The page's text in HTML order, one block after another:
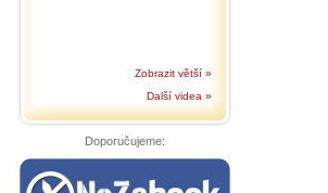
Zobrazit větší »
Další videa »
Doporučujeme: